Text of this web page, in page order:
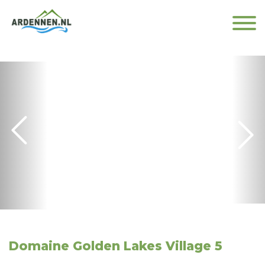
Domaine Golden Lakes Village 5